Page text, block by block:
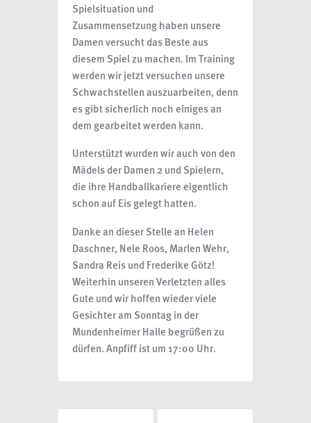
Spielsituation und
Zusammensetzung haben unsere
Damen versucht das Beste aus
diesem Spiel zu machen. Im Training
werden wir jetzt versuchen unsere
Schwachstellen auszuarbeiten, denn
es gibt sicherlich noch einiges an
dem gearbeitet werden kann.
Unterstützt wurden wir auch von den
Mädels der Damen 2 und Spielern,
die ihre Handballkariere eigentlich
schon auf Eis gelegt hatten.
Danke an dieser Stelle an Helen
Daschner, Nele Roos, Marlen Wehr,
Sandra Reis und Frederike Götz!
Weiterhin unseren Verletzten alles
Gute und wir hoffen wieder viele
Gesichter am Sonntag in der
Mundenheimer Halle begrüßen zu
dürfen. Anpfiff ist um 17:00 Uhr.